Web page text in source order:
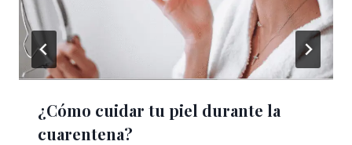
¿Cómo cuidar tu piel durante la
cuarentena?